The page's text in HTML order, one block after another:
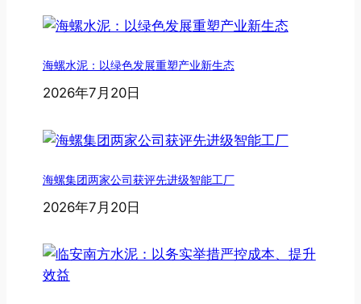
海螺水泥：以绿色发展重塑产业新生态
2026年7月20日
海螺集团两家公司获评先进级智能工厂
2026年7月20日